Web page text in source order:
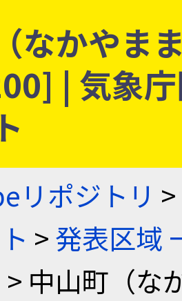
なかやま
| 気象
リポジトリ >
>発表区域
> 中山町（な